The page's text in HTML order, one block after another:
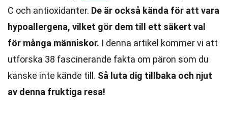
C och antioxidanter. De är också kända för att vara
hypoallergena, vilket gör dem till ett säkert val
för många människor. I denna artikel kommer vi att
utforska 38 fascinerande fakta om päron som du
kanske inte kände till. Så luta dig tillbaka och njut
av denna fruktiga resa!